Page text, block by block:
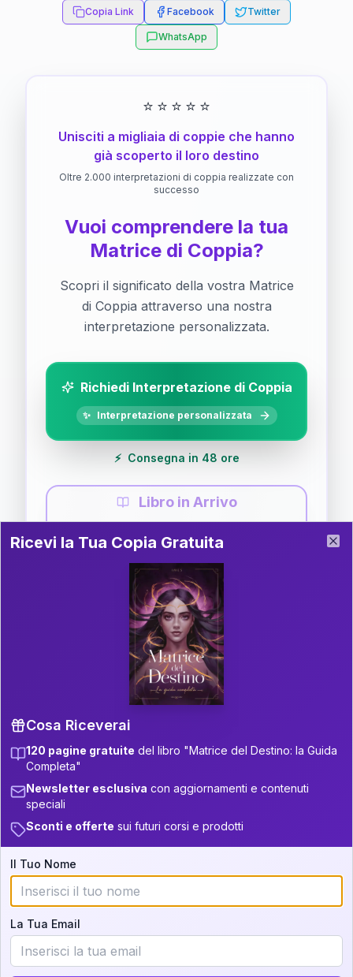
Copia Link Facebook Twitter
WhatsApp
⭐ ⭐ ⭐ ⭐ ⭐
Unisciti a migliaia di coppie che hanno
già scoperto il loro destino
Oltre 2.000 interpretazioni di coppia realizzate con
successo
Vuoi comprendere la tua
Matrice di Coppia?
Scopri il significato della vostra Matrice
di Coppia attraverso una nostra
interpretazione personalizzata.
Richiedi Interpretazione di Coppia
✨ Interpretazione personalizzata
⚡ Consegna in 48 ore
Libro in Arrivo
Guida completa di Coppia
Il libro è in fase di scrittura. Iscriviti alla newsletter
per ricevere aggiornamenti!
P.S. Interpretazione parziale
gratuita
Scorri più in basso per vedere
un'interpretazione parziale gratuita della tua
Iscriviti alla newsletter per ricevere
aggiornamenti quando sarà disponibile.
Cosa scoprirete nella vostra
interpretazione:
💕 Come rafforzare la vostra unione
Ricevi la Tua Copia Gratuita del Libro
Ricevi la Tua Copia Gratuita
Cosa Riceverai
120 pagine gratuite del libro "Matrice del Destino: la Guida
Completa"
Newsletter esclusiva con aggiornamenti e contenuti
speciali
Sconti e offerte sui futuri corsi e prodotti
Il Tuo Nome
La Tua Email